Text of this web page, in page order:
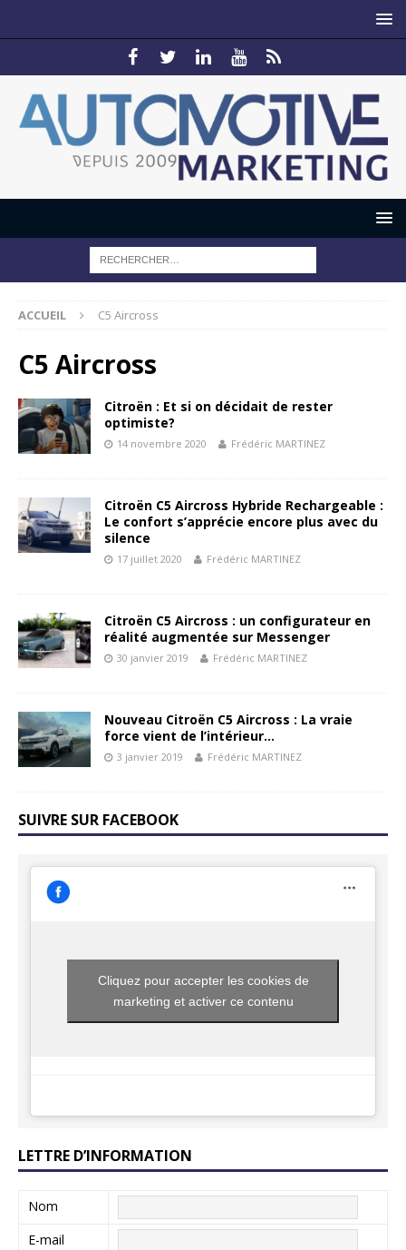
ACCUEIL C5 Aircross
C5 Aircross
Citroën : Et si on décidait de rester
optimiste?
14 novembre 2020 Frédéric MARTINEZ
Citroën C5 Aircross Hybride Rechargeable :
Le confort s’apprécie encore plus avec du
silence
17 juillet 2020 Frédéric MARTINEZ
Citroën C5 Aircross : un configurateur en
réalité augmentée sur Messenger
30 janvier 2019 Frédéric MARTINEZ
Nouveau Citroën C5 Aircross : La vraie
force vient de l’intérieur…
3 janvier 2019 Frédéric MARTINEZ
SUIVRE SUR FACEBOOK
Cliquez pour accepter les cookies de
marketing et activer ce contenu
LETTRE D’INFORMATION
Nom
E-mail